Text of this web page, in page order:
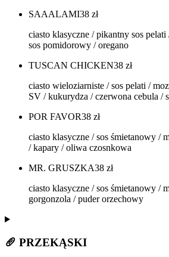
SAAALAMI38 zł
ciasto klasyczne / pikantny sos
sos pomidorowy / oregano
TUSCAN CHICKEN38 zł
ciasto wieloziarniste / sos pelati /
SV / kukurydza / czerwona cebula /
POR FAVOR38 zł
ciasto klasyczne / sos śmietanowy /
/ kapary / oliwa czosnkowa
MR. GRUSZKA38 zł
ciasto klasyczne / sos śmietanowy /
gorgonzola / puder orzechowy
🥖 PRZEKĄSKI